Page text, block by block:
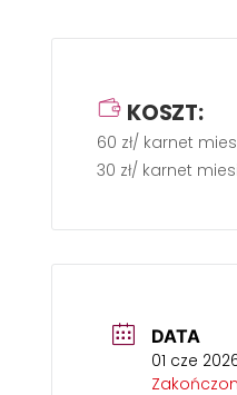
KOSZT:
60 zł/ karnet
30 zł/ karnet
DATA
01 cze